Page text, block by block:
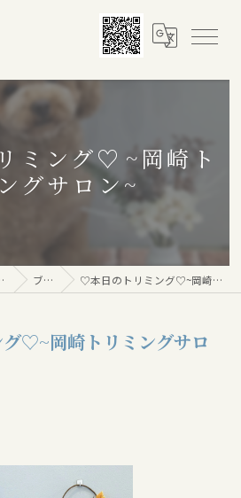
ミング♡⁠~岡崎ト
グサロン~
Floor ブログ ♡本日のトリミング♡⁠~岡崎トリミングサロン~
♡⁠~岡崎トリミングサロ